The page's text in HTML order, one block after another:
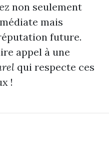
non seulement
mais
future.
appel à une
qui respecte ces
!